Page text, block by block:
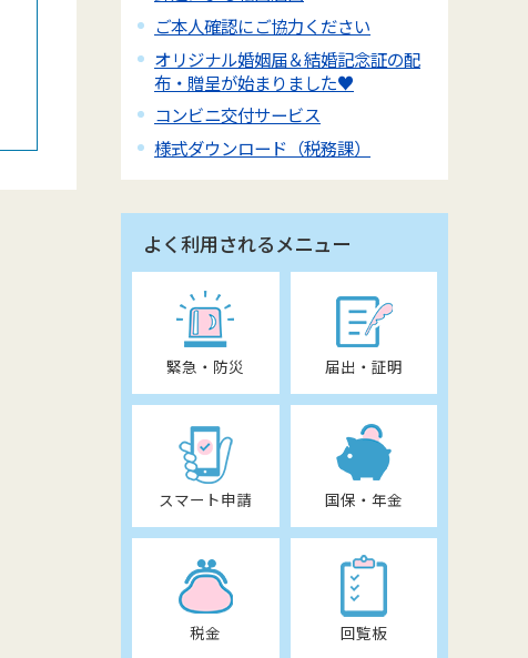
ご本人確認にご協力ください
オリジナル婚姻届＆結婚記念証の配
布・贈呈が始まりました♥
コンビニ交付サービス
様式ダウンロード（税務課）
よく利用されるメニュー
緊急・防災 届出・証明
スマート申請 国保・年金
税金 回覧板